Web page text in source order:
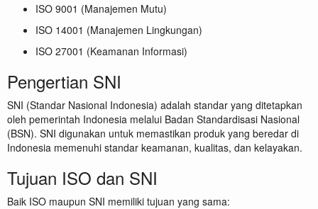
ISO 9001 (Manajemen Mutu)
ISO 14001 (Manajemen Lingkungan)
ISO 27001 (Keamanan Informasi)
Pengertian SNI
SNI (Standar Nasional Indonesia) adalah standar yang ditetapkan
oleh pemerintah Indonesia melalui Badan Standardisasi Nasional
(BSN). SNI digunakan untuk memastikan produk yang beredar di
Indonesia memenuhi standar keamanan, kualitas, dan kelayakan.
Tujuan ISO dan SNI
Baik ISO maupun SNI memiliki tujuan yang sama: